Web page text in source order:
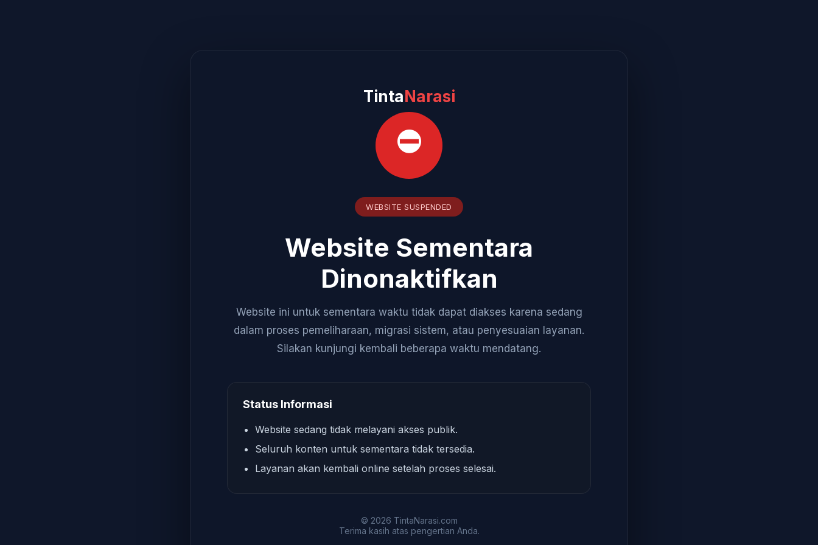
TintaNarasi
⛔
WEBSITE SUSPENDED
Website Sementara
Dinonaktifkan
Website ini untuk sementara waktu tidak dapat diakses karena sedang
dalam proses pemeliharaan, migrasi sistem, atau penyesuaian layanan.
Silakan kunjungi kembali beberapa waktu mendatang.
Status Informasi
Website sedang tidak melayani akses publik.
Seluruh konten untuk sementara tidak tersedia.
Layanan akan kembali online setelah proses selesai.
© 2026 TintaNarasi.com
Terima kasih atas pengertian Anda.